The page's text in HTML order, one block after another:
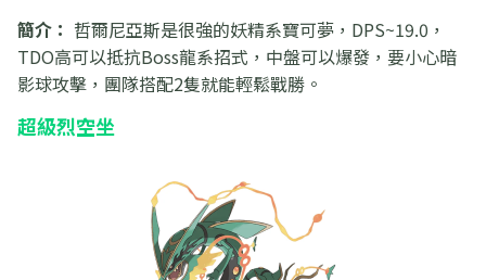
簡介： 哲爾尼亞斯是很強的妖精系寶可夢，DPS~19.0，
TDO高可以抵抗Boss龍系招式，中盤可以爆發，要小心暗
影球攻擊，團隊搭配2隻就能輕鬆戰勝。
超級烈空坐